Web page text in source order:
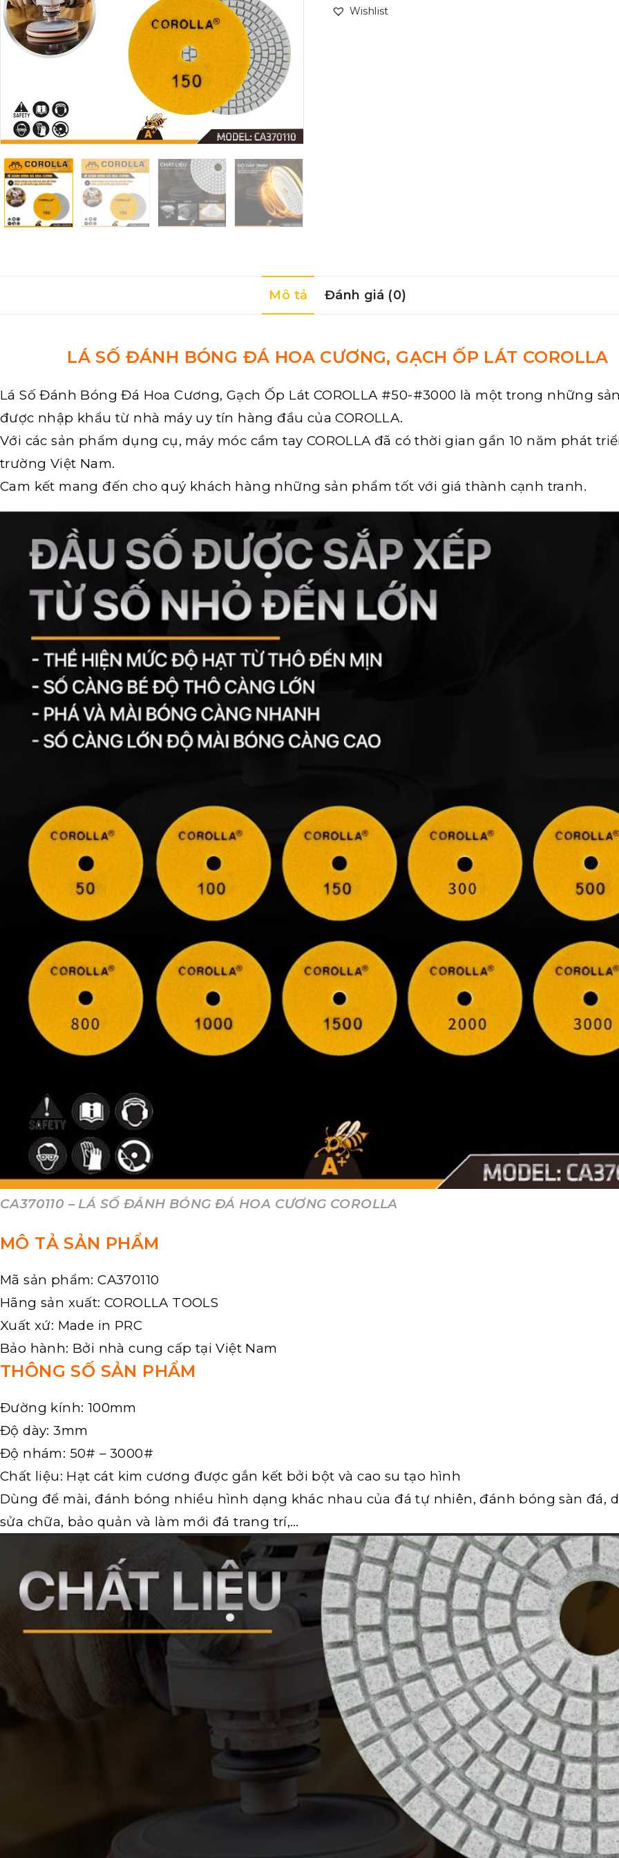
Wishlist
Mô tả Đánh giá (0)
LÁ SỐ ĐÁNH BÓNG ĐÁ HOA CƯƠNG, GẠCH ỐP LÁT COROLLA
Lá Số Đánh Bóng Đá Hoa Cương, Gạch Ốp Lát COROLLA #50-#3000 là một trong những
được nhập khẩu từ nhà máy uy tín hàng đầu của COROLLA.
Với các sản phẩm dụng cụ, máy móc cầm tay COROLLA đã có thời gian gần 10 năm phát
trường Việt Nam.
Cam kết mang đến cho quý khách hàng những sản phẩm tốt với giá thành cạnh tranh.
CA370110 – LÁ SỐ ĐÁNH BÓNG ĐÁ HOA CƯƠNG COROLLA
MÔ TẢ SẢN PHẨM
Mã sản phẩm: CA370110
Hãng sản xuất: COROLLA TOOLS
Xuất xứ: Made in PRC
Bảo hành: Bởi nhà cung cấp tại Việt Nam
THÔNG SỐ SẢN PHẨM
Đường kính: 100mm
Độ dày: 3mm
Độ nhám: 50# – 3000#
Chất liệu: Hạt cát kim cương được gắn kết bởi bột và cao su tạo hình
Dùng để mài, đánh bóng nhiều hình dạng khác nhau của đá tự nhiên, đánh bóng sàn đá,
sửa chữa, bảo quản và làm mới đá trang trí,…